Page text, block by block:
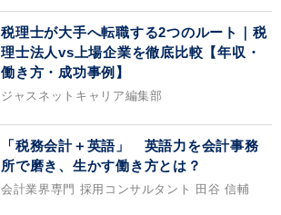
税理士が大手へ転職する2つのルート｜税
理士法人vs上場企業を徹底比較【年収・
働き方・成功事例】
ジャスネットキャリア編集部
「税務会計＋英語」 英語力を会計事務
所で磨き、生かす働き方とは？
会計業界専門 採用コンサルタント 田谷 信輔